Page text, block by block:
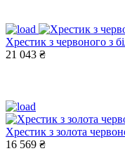
Хрестик з червоного з
21 043 ₴
Хрестик з золота
16 569 ₴